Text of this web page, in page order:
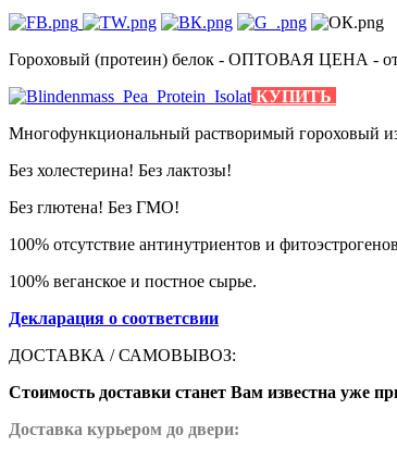
Гороховый (протеин) белок - ОПТОВАЯ ЦЕНА - от
КУПИТЬ
Многофункциональный растворимый гороховый
Без холестерина! Без лактозы!
Без глютена! Без ГМО!
100% отсутствие антинутриентов и
100% веганское и постное сырье.
Декларация о соответсвии
ДОСТАВКА / САМОВЫВОЗ:
Стоимость доставки станет Вам известна уже
Доставка курьером до двери: